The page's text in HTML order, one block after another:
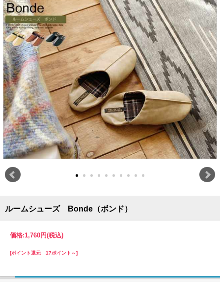
ルームシューズ Bonde（ボンド）
価格:1,760円(税込)
[ポイント還元 17ポイント～]